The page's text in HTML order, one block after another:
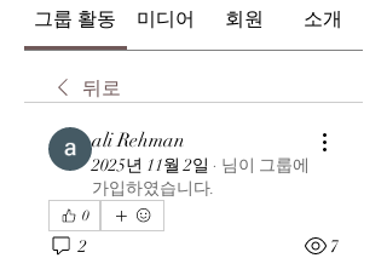
그룹 활동 미디어 회원 소개
뒤로
ali Rehman
2025년 11월 2일 · 님이 그룹에
가입하였습니다.
0
2 7